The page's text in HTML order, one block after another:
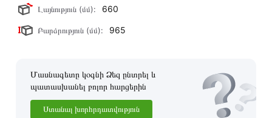
Լայնություն (մմ): 660
Բարձրություն (մմ): 965
Մասնագետը կօգնի Ձեզ ընտրել և
պատասխանել բոլոր հարցերին
Ստանալ խորհրդատվություն